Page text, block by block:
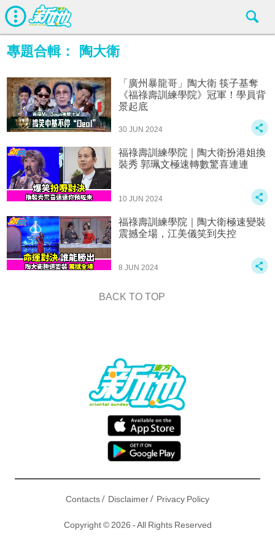
專題合輯： 陶大衛
「廣州暴龍哥」陶大衛 筷子基奪
《福祿壽訓練學院》冠軍！學員背
景起底
30 JUN 2024
福祿壽訓練學院｜陶大衛扮港姐換
裝秀 郭珮文極速轉數驚喜連連
10 JUN 2024
福祿壽訓練學院｜陶大衛極速變裝
震撼全場，江美儀笑到失控
8 JUN 2024
BACK TO TOP
Contacts/ Disclaimer/ Privacy Policy
Copyright © 2026 - All Rights Reserved